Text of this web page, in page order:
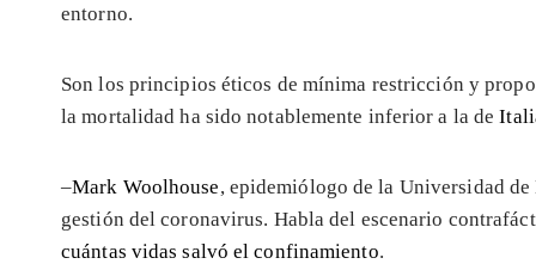
entorno.
Son los principios éticos de mínima restricción y
la mortalidad ha sido notablemente inferior a la de
–Mark Woolhouse, epidemiólogo de la Universidad
gestión del coronavirus. Habla del escenario
cuántas vidas salvó el confinamiento.